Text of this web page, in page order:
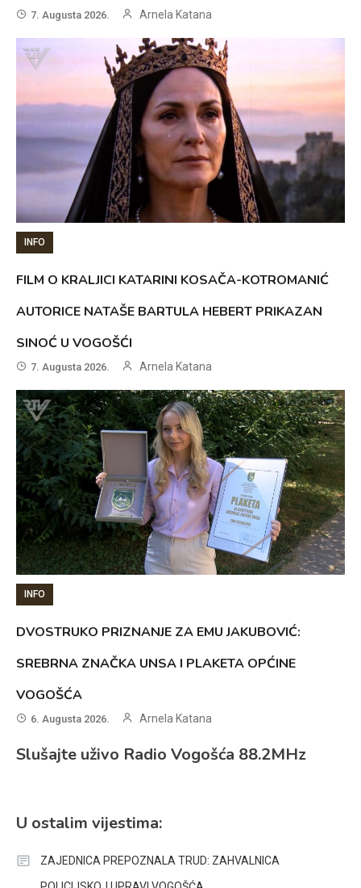
7. Augusta 2026. Arnela Katana
INFO
FILM O KRALJICI KATARINI KOSAČA-KOTROMANIĆ
AUTORICE NATAŠE BARTULA HEBERT PRIKAZAN
SINOĆ U VOGOŠĆI
7. Augusta 2026. Arnela Katana
INFO
DVOSTRUKO PRIZNANJE ZA EMU JAKUBOVIĆ:
SREBRNA ZNAČKA UNSA I PLAKETA OPĆINE
VOGOŠĆA
6. Augusta 2026. Arnela Katana
Slušajte uživo Radio Vogošća 88.2MHz
U ostalim vijestima:
ZAJEDNICA PREPOZNALA TRUD: ZAHVALNICA